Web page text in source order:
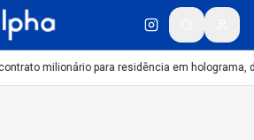
milionário para residência em holograma,